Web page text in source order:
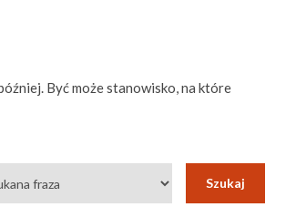
Być może stanowisko, na które